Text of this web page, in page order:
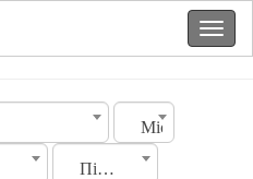
Місто
Підкатегорія